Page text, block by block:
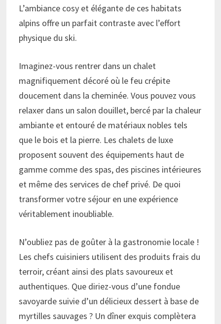
L’ambiance cosy et élégante de ces habitats
alpins offre un parfait contraste avec l’effort
physique du ski.
Imaginez-vous rentrer dans un chalet
magnifiquement décoré où le feu crépite
doucement dans la cheminée. Vous pouvez vous
relaxer dans un salon douillet, bercé par la chaleur
ambiante et entouré de matériaux nobles tels
que le bois et la pierre. Les chalets de luxe
proposent souvent des équipements haut de
gamme comme des spas, des piscines intérieures
et même des services de chef privé. De quoi
transformer votre séjour en une expérience
véritablement inoubliable.
N’oubliez pas de goûter à la gastronomie locale !
Les chefs cuisiniers utilisent des produits frais du
terroir, créant ainsi des plats savoureux et
authentiques. Que diriez-vous d’une fondue
savoyarde suivie d’un délicieux dessert à base de
myrtilles sauvages ? Un dîner exquis complètera